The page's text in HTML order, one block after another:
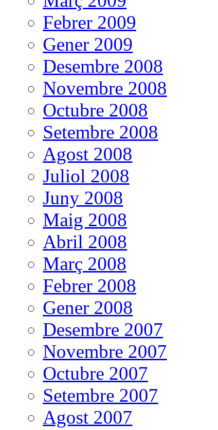
Febrer 2009
Gener 2009
Desembre 2008
Novembre 2008
Octubre 2008
Setembre 2008
Agost 2008
Juliol 2008
Juny 2008
Maig 2008
Abril 2008
Març 2008
Febrer 2008
Gener 2008
Desembre 2007
Novembre 2007
Octubre 2007
Setembre 2007
Agost 2007